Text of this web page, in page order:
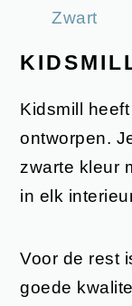
Kidsmill
ontworpen.
zwarte kleur
in elk
Voor de rest
goede